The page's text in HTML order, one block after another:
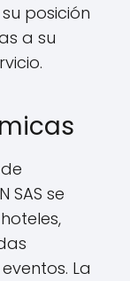
posición
a su
SAS se
La